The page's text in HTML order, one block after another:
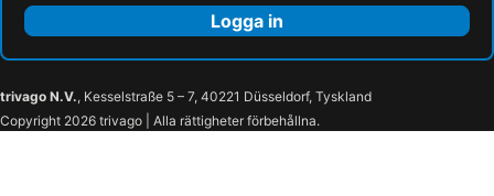
Logga in
trivago N.V., Kesselstraße 5 – 7, 40221 Düsseldorf, Tyskland
Copyright 2026 trivago | Alla rättigheter förbehållna.